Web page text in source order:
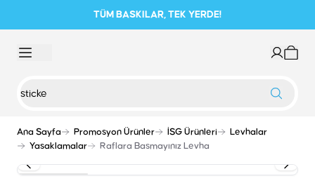
TÜM BASKILAR, TEK YERDE!
Ana Sayfa Promosyon Ürünler İSG Ürünleri
Levhalar
Yasaklamalar
Raflara Basmayınız Levha